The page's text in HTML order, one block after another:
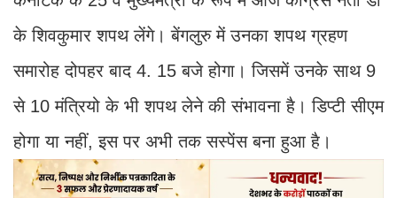
के शिवकुमार शपथ लेंगे। बेंगलुरु में उनका शपथ ग्रहण
समारोह दोपहर बाद 4. 15 बजे होगा। जिसमें उनके साथ 9
से 10 मंत्रियो के भी शपथ लेने की संभावना है। डिप्टी सीएम
होगा या नहीं, इस पर अभी तक सस्पेंस बना हुआ है।